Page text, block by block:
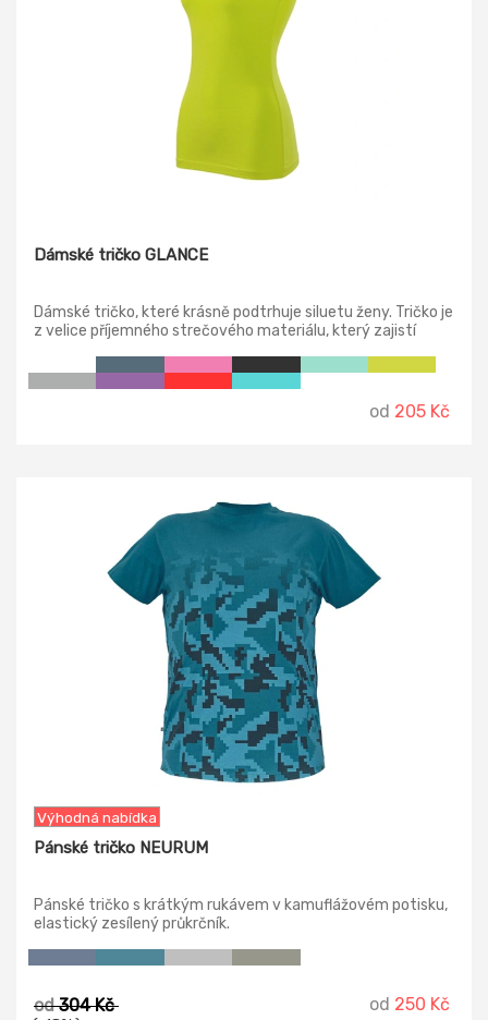
Dámské tričko GLANCE
Dámské tričko, které krásně podtrhuje siluetu ženy. Tričko je
z velice příjemného strečového materiálu, který zajistí
bočními švy, úzký lem průkrčníku z vrchového materiálu,
vnitřní část průkrčníku začištěna páskou z vrchového
materiálu, zpevnění ramenních švů páskou, krátké přiléhavé
od 205 Kč
Výhodná nabídka
Pánské tričko NEURUM
Pánské tričko s krátkým rukávem v kamuflážovém potisku,
elastický zesílený průkrčník.
od304 Kč od 250 Kč